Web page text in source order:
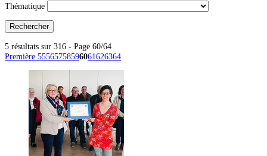
Thématique
5 résultats sur 316 - Page 60/64
Première 55565758596061626364